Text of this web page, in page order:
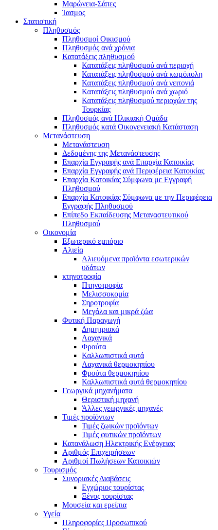
Μαρώνεια-Σάπες
Ίασμος
Στατιστική
Πληθυσμός
Πληθυσμοί Οικισμού
Πληθυσμός ανά χρόνια
Κατατάξεις πληθυσμού
Κατατάξεις πληθυσμού ανά περιοχή
Κατατάξεις πληθυσμού ανά κωμόπολη
Κατατάξεις πληθυσμού ανά γειτονιά
Κατατάξεις πληθυσμού ανά χωριό
Κατατάξεις πληθυσμού περιοχών της
Τουρκίας
Πληθυσμός ανά Ηλικιακή Ομάδα
Πληθυσμός κατά Οικογενειακή Κατάσταση
Μετανάστευση
Μετανάστευση
Δεδομένης της Μετανάστευσης
Επαρχία Εγγραφής ανά Επαρχία Κατοικίας
Επαρχία Εγγραφής ανά Περιφέρεια Κατοικίας
Επαρχία Κατοικίας Σύμφωνα με Εγγραφή
Πληθυσμού
Επαρχία Κατοικίας Σύμφωνα με την Περιφέρεια
Εγγραφής Πληθυσμού
Επίπεδο Εκπαίδευσης Μεταναστευτικού
Πληθυσμού
Οικονομία
Εξωτερικό εμπόριο
Αλιεία
Αλιευόμενα προϊόντα εσωτερικών
υδάτων
κτηνοτροφία
Πτηνοτροφία
Μελισσοκομία
Σηροτροφία
Μεγάλα και μικρά ζώα
Φυτική Παραγωγή
Δημητριακά
Λαχανικά
Φρούτα
Καλλωπιστικά φυτά
Λαχανικά θερμοκηπίου
Φρούτα θερμοκηπίου
Καλλωπιστικά φυτά θερμοκηπίου
Γεωργικά μηχανήματα
Θεριστική μηχανή
Άλλες γεωργικές μηχανές
Τιμές προϊόντων
Τιμές ζωικών προϊόντων
Τιμές φυτικών προϊόντων
Κατανάλωση Ηλεκτρικής Ενέργειας
Αριθμός Επιχειρήσεων
Αριθμοί Πωλήσεων Κατοικιών
Τουρισμός
Συνοριακές Διαβάσεις
Εγχώριος τουρίστας
Ξένος τουρίστας
Μουσεία και ερείπια
Υγεία
Πληροφορίες Προσωπικού